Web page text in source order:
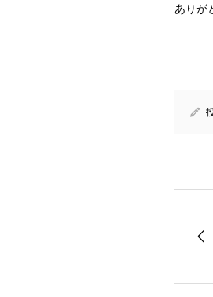
ありが